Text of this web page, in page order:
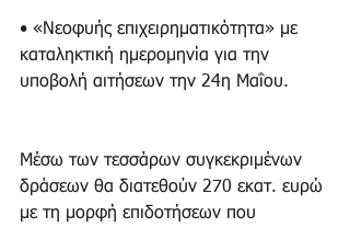
• «Νεοφυής επιχειρηματικότητα» με
καταληκτική ημερομηνία για την
υποβολή αιτήσεων την 24η Μαΐου.
Μέσω των τεσσάρων συγκεκριμένων
δράσεων θα διατεθούν 270 εκατ. ευρώ
με τη μορφή επιδοτήσεων που